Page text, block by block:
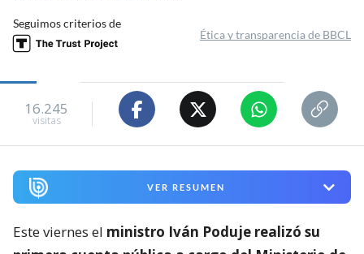
Seguimos criterios de
Ética y transparencia de BBCL
16.245
visitas
VER RESUMEN
Este viernes el ministro Iván Poduje realizó su